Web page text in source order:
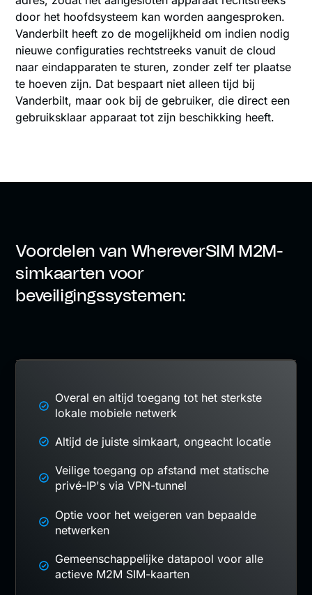
door het hoofdsysteem kan worden aangesproken.
Vanderbilt heeft zo de mogelijkheid om indien nodig
nieuwe configuraties rechtstreeks vanuit de cloud
naar eindapparaten te sturen, zonder zelf ter plaatse
te hoeven zijn. Dat bespaart niet alleen tijd bij
Vanderbilt, maar ook bij de gebruiker, die direct een
gebruiksklaar apparaat tot zijn beschikking heeft.
Voordelen van WhereverSIM M2M-
simkaarten voor
beveiligingssystemen:
Overal en altijd toegang tot het sterkste
lokale mobiele netwerk
Altijd de juiste simkaart, ongeacht locatie
Veilige toegang op afstand met statische
privé-IP's via VPN-tunnel
Optie voor het weigeren van bepaalde
netwerken
Gemeenschappelijke datapool voor alle
actieve M2M SIM-kaarten